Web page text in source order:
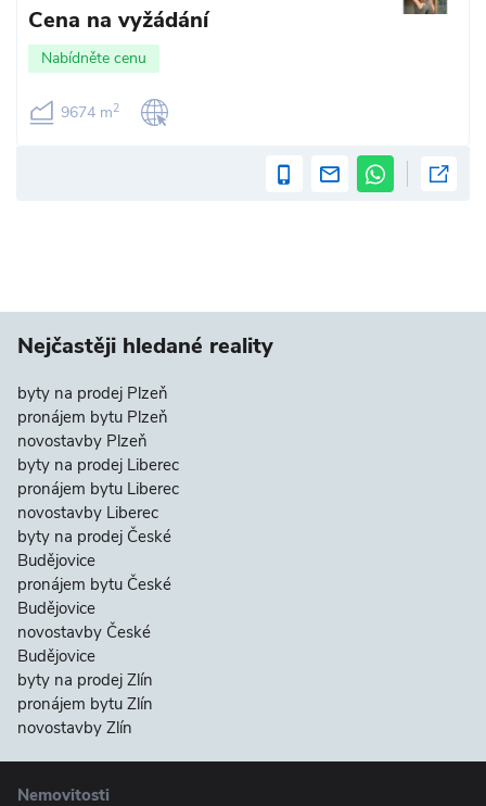
Cena na vyžádání
Nabídněte cenu
9674 m2
Nejčastěji hledané reality
byty na prodej Plzeň
pronájem bytu Plzeň
novostavby Plzeň
byty na prodej Liberec
pronájem bytu Liberec
novostavby Liberec
byty na prodej České
Budějovice
pronájem bytu České
Budějovice
novostavby České
Budějovice
byty na prodej Zlín
pronájem bytu Zlín
novostavby Zlín
Nemovitosti